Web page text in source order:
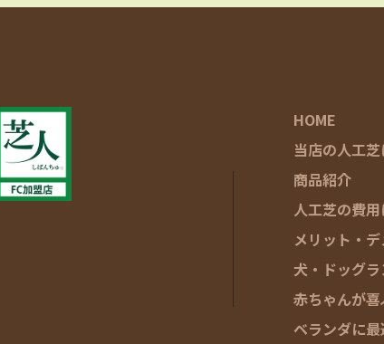
HOME
当店の人工
商品紹介
人工芝の費
メリット・
犬・ドッグ
赤ちゃんが
ベランダに